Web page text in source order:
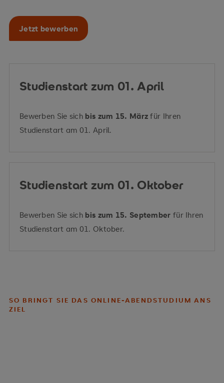
Jetzt bewerben
Studienstart zum 01. April
Bewerben Sie sich bis zum 15. März für Ihren
Studienstart am 01. April.
Studienstart zum 01. Oktober
Bewerben Sie sich bis zum 15. September für Ihren
Studienstart am 01. Oktober.
SO BRINGT SIE DAS ONLINE-ABENDSTUDIUM ANS
ZIEL